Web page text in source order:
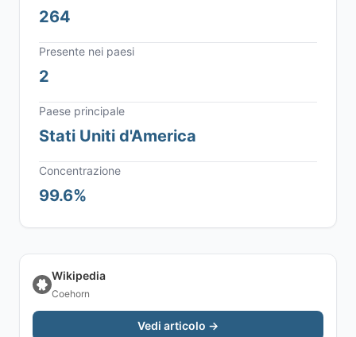
264
Presente nei paesi
2
Paese principale
Stati Uniti d'America
Concentrazione
99.6%
Wikipedia
Coehorn
Vedi articolo →